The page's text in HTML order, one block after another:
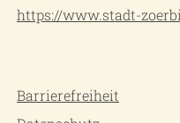
https://www.stadt-
Barrierefreiheit